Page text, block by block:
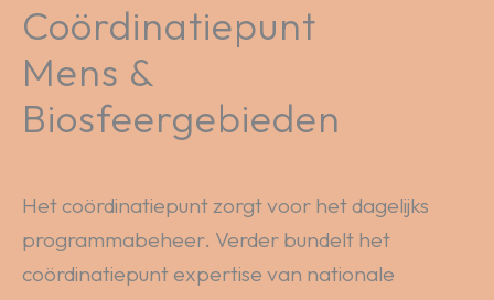
Coördinatiepunt
Mens &
Biosfeergebieden
Het coördinatiepunt zorgt voor het dagelijks
programmabeheer. Verder bundelt het
coördinatiepunt expertise van nationale